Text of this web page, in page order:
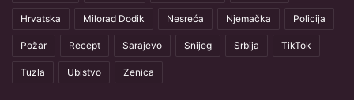
Hrvatska Milorad Dodik Nesreća Njemačka Policija
Požar Recept Sarajevo Snijeg Srbija TikTok
Tuzla Ubistvo Zenica